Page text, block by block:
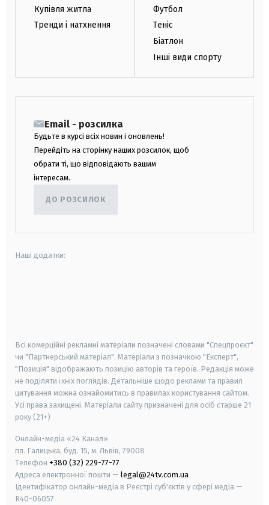
Купівля житла
Тренди і натхнення
Футбол
Теніс
Біатлон
Інші види спорту
Email - розсилка
Будьте в курсі всіх новин і оновлень!
Перейдіть на сторінку наших розсилок, щоб
обрати ті, що відповідають вашим
інтересам.
ДО РОЗСИЛОК
Наші додатки:
Всі комерційні рекламні матеріали позначені словами "Спецпроєкт"
чи "Партнерський матеріал". Матеріали з позначкою "Експерт",
"Позиція" відображають позицію авторів та героїв. Редакція може
не поділяти їхніх поглядів. Детальніше щодо реклами та правил
цитування можна ознайомитись в правилах користування сайтом.
Усі права захищені. Матеріали сайту призначені для осіб старше 21
року (21+)
Онлайн-медіа «24 Канал»
пл. Галицька, буд. 15, м. Львів, 79008
Телефон +380 (32) 229-77-77
Адреса електронної пошти — legal@24tv.com.ua
Ідентифікатор онлайн-медіа в Реєстрі суб'єктів у сфері медіа —
R40-06057